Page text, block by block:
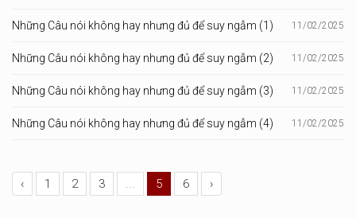
Những Câu nói không hay nhưng đủ để suy ngẫm (1) 11/02/2025
Những Câu nói không hay nhưng đủ để suy ngẫm (2) 11/02/2025
Những Câu nói không hay nhưng đủ để suy ngẫm (3) 11/02/2025
Những Câu nói không hay nhưng đủ để suy ngẫm (4) 11/02/2025
‹ 1 2 3 ... 5 6 ›